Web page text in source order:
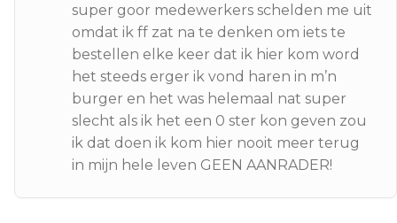
super goor medewerkers schelden me uit
omdat ik ff zat na te denken om iets te
bestellen elke keer dat ik hier kom word
het steeds erger ik vond haren in m’n
burger en het was helemaal nat super
slecht als ik het een 0 ster kon geven zou
ik dat doen ik kom hier nooit meer terug
in mijn hele leven GEEN AANRADER!